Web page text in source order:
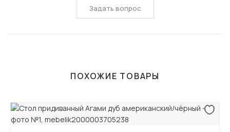
Задать вопрос
ПОХОЖИЕ ТОВАРЫ